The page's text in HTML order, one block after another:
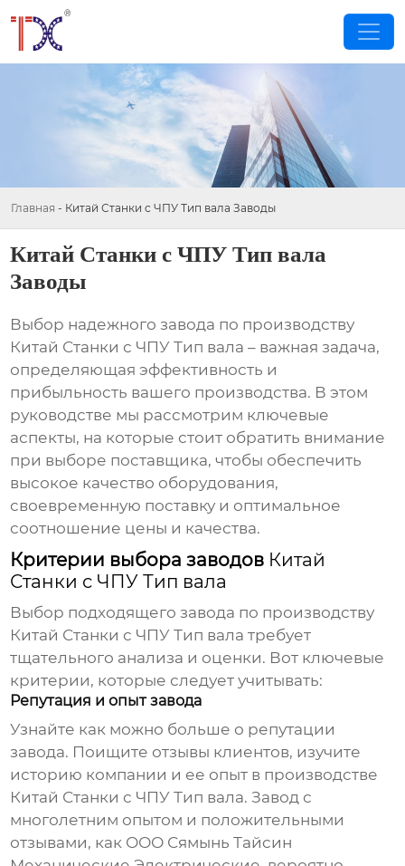
Главная - Китай Станки с ЧПУ Тип вала Заводы
Китай Станки с ЧПУ Тип вала
Заводы
Выбор надежного завода по производству
Китай Станки с ЧПУ Тип вала – важная задача,
определяющая эффективность и
прибыльность вашего производства. В этом
руководстве мы рассмотрим ключевые
аспекты, на которые стоит обратить внимание
при выборе поставщика, чтобы обеспечить
высокое качество оборудования,
своевременную поставку и оптимальное
соотношение цены и качества.
Критерии выбора заводов Китай
Станки с ЧПУ Тип вала
Выбор подходящего завода по производству
Китай Станки с ЧПУ Тип вала требует
тщательного анализа и оценки. Вот ключевые
критерии, которые следует учитывать:
Репутация и опыт завода
Узнайте как можно больше о репутации
завода. Поищите отзывы клиентов, изучите
историю компании и ее опыт в производстве
Китай Станки с ЧПУ Тип вала. Завод с
многолетним опытом и положительными
отзывами, как ООО Сямынь Тайсин